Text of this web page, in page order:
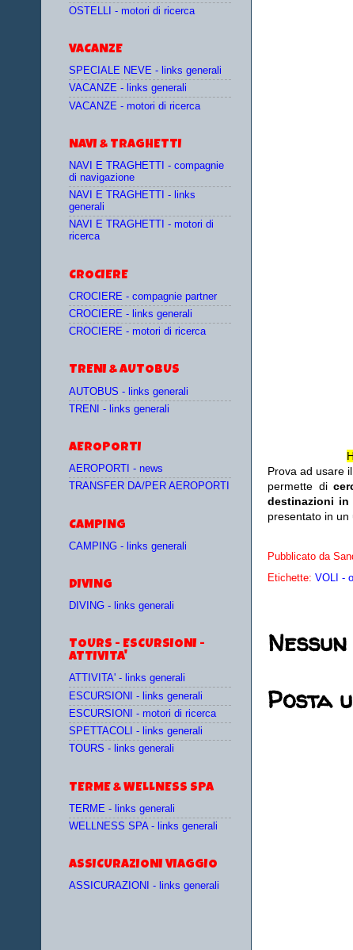
Prova ad usare il
permette di
destinazioni
presentato in un
Pubblicato da
Etichette: VOLI -
Posta
OSTELLI - motori di ricerca
VACANZE
SPECIALE NEVE - links generali
VACANZE - links generali
VACANZE - motori di ricerca
NAVI & TRAGHETTI
NAVI E TRAGHETTI - compagnie
di navigazione
NAVI E TRAGHETTI - links
generali
NAVI E TRAGHETTI - motori di
ricerca
CROCIERE
CROCIERE - compagnie partner
CROCIERE - links generali
CROCIERE - motori di ricerca
TRENI & AUTOBUS
AUTOBUS - links generali
TRENI - links generali
AEROPORTI
AEROPORTI - news
TRANSFER DA/PER AEROPORTI
CAMPING
CAMPING - links generali
DIVING
DIVING - links generali
TOURS - ESCURSIONI -
ATTIVITA'
ATTIVITA' - links generali
ESCURSIONI - links generali
ESCURSIONI - motori di ricerca
SPETTACOLI - links generali
TOURS - links generali
TERME & WELLNESS SPA
TERME - links generali
WELLNESS SPA - links generali
ASSICURAZIONI VIAGGIO
ASSICURAZIONI - links generali